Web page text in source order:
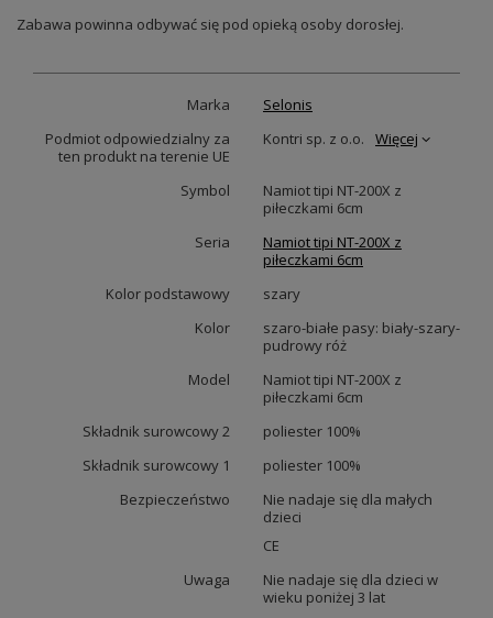
Zabawa powinna odbywać się pod opieką osoby dorosłej.
Marka
Selonis
Podmiot odpowiedzialny za
ten produkt na terenie UE
Kontri sp. z o.o. Więcej
Symbol
Namiot tipi NT-200X z
piłeczkami 6cm
Seria
Namiot tipi NT-200X z
piłeczkami 6cm
Kolor podstawowy
szary
Kolor
szaro-białe pasy: biały-szary-
pudrowy róż
Model
Namiot tipi NT-200X z
piłeczkami 6cm
Składnik surowcowy 2
poliester 100%
Składnik surowcowy 1
poliester 100%
Bezpieczeństwo
Nie nadaje się dla małych
dzieci
CE
Uwaga
Nie nadaje się dla dzieci w
wieku poniżej 3 lat